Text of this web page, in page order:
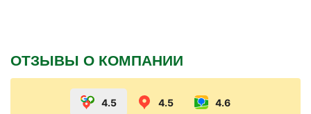
ОТЗЫВЫ О КОМПАНИИ
4.5 4.5 4.6